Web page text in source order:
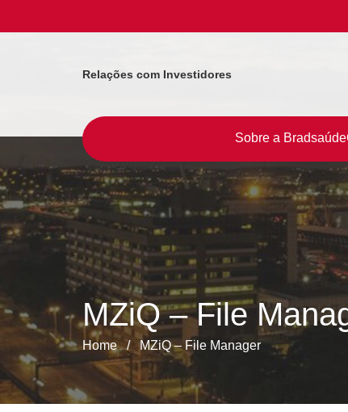
Relações com Investidores
Sobre a Bradsaúde
MZiQ – File
Home / MZiQ – File Manager